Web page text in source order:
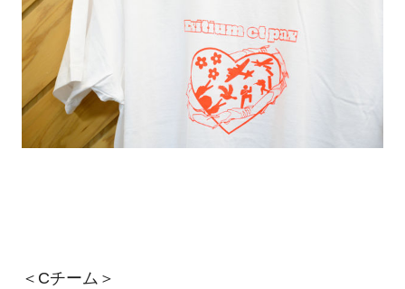
＜Cチーム＞